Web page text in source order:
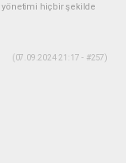
yönetimi hiçbir şekilde
(07.09.2024 21:17 - #257)